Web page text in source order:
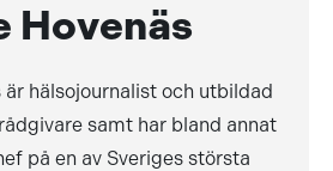
Hovenäs
är hälsojournalist och utbildad
samt har bland annat
på en av Sveriges största